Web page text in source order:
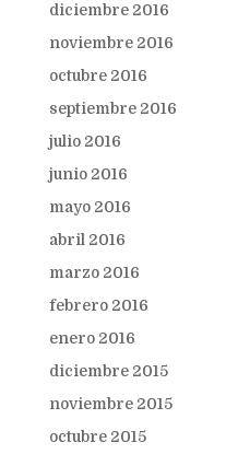
diciembre 2016
noviembre 2016
octubre 2016
septiembre 2016
julio 2016
junio 2016
mayo 2016
abril 2016
marzo 2016
febrero 2016
enero 2016
diciembre 2015
noviembre 2015
octubre 2015